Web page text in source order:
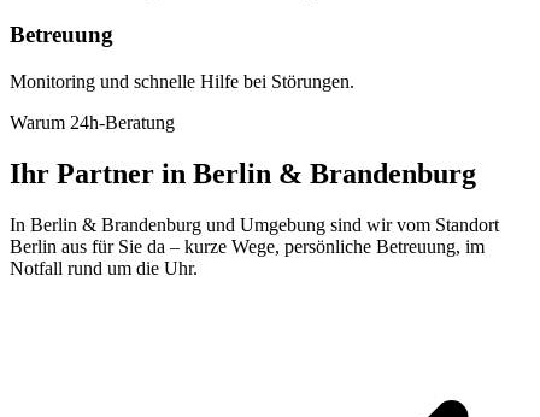
Betreuung
Monitoring und schnelle Hilfe bei Störungen.
Warum 24h-Beratung
Ihr Partner in Berlin & Brandenburg
In Berlin & Brandenburg und Umgebung sind wir vom Standort
Berlin aus für Sie da – kurze Wege, persönliche Betreuung, im
Notfall rund um die Uhr.